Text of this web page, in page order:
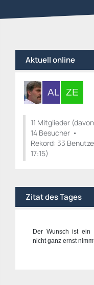
Aktuell online
11 Mitglieder
14 Besucher
Rekord: 33
17:15)
Zitat des Tages
Der Wunsch ist ein
nicht ganz ernst